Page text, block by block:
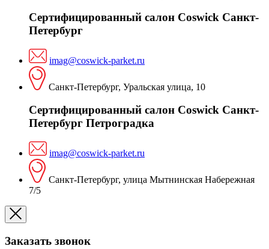
Сертифицированный салон Coswick Санкт-
Петербург
imag@coswick-parket.ru
Санкт-Петербург, Уральская улица, 10
Сертифицированный салон Coswick Санкт-
Петербург Петроградка
imag@coswick-parket.ru
Санкт-Петербург, улица Мытнинская Набережная
7/5
Заказать звонок